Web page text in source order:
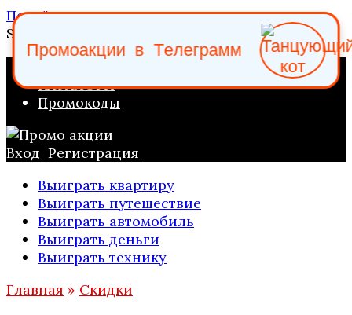
Перейти к содержанию
Search for:
КАТАЛОГИ
Промокоды
Вход Регистрация
Выиграть квартиру
Выиграть путешествие
Выиграть автомобиль
Выиграть деньги
Выиграть технику
Главная » Скидки
Промоакции в Телеграмм